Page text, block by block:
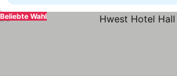
Beliebte Wahl